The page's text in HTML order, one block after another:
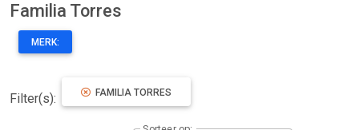
Familia Torres
MERK:
Filter(s): FAMILIA TORRES